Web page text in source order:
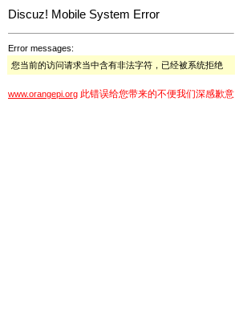
Discuz! Mobile System Error
Error messages:
您当前的访问请求当中含有非法字符，已经被系统拒绝
www.orangepi.org 此错误给您带来的不便我们深感歉意